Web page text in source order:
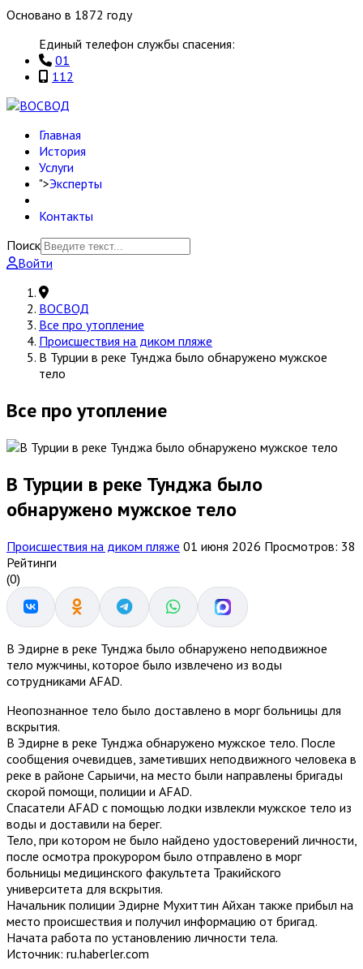
Основано в 1872 году
Единый телефон службы спасения:
01
112
Главная
История
Услуги
">Эксперты
Контакты
Поиск
Войти
ВОСВОД
Все про утопление
Происшествия на диком пляже
В Турции в реке Тунджа было обнаружено мужское
тело
Все про утопление
В Турции в реке Тунджа было
обнаружено мужское тело
Происшествия на диком пляже 01 июня 2026 Просмотров: 38
Рейтинги
(0)
В Эдирне в реке Тунджа было обнаружено неподвижное
тело мужчины, которое было извлечено из воды
сотрудниками AFAD.
Неопознанное тело было доставлено в морг больницы для
вскрытия.
В Эдирне в реке Тунджа обнаружено мужское тело. После
сообщения очевидцев, заметивших неподвижного человека в
реке в районе Сарыичи, на место были направлены бригады
скорой помощи, полиции и AFAD.
Спасатели AFAD с помощью лодки извлекли мужское тело из
воды и доставили на берег.
Тело, при котором не было найдено удостоверений личности,
после осмотра прокурором было отправлено в морг
больницы медицинского факультета Тракийского
университета для вскрытия.
Начальник полиции Эдирне Мухиттин Айхан также прибыл на
место происшествия и получил информацию от бригад.
Начата работа по установлению личности тела.
Источник: ru.haberler.com